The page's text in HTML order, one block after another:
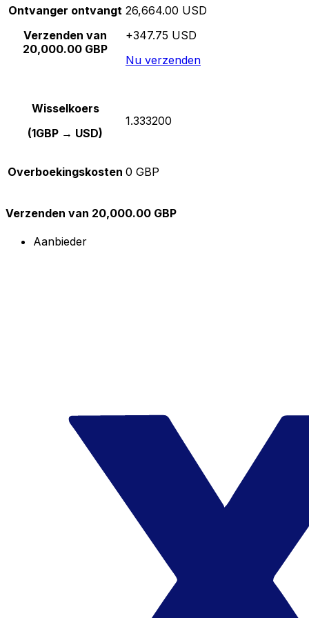
Ontvanger ontvangt
Verzenden van
20,000.00 GBP
26,664.00 USD
+347.75 USD
Nu verzenden
Wisselkoers
(1GBP → USD)
1.333200
Overboekingskosten 0 GBP
Verzenden van 20,000.00 GBP
Aanbieder